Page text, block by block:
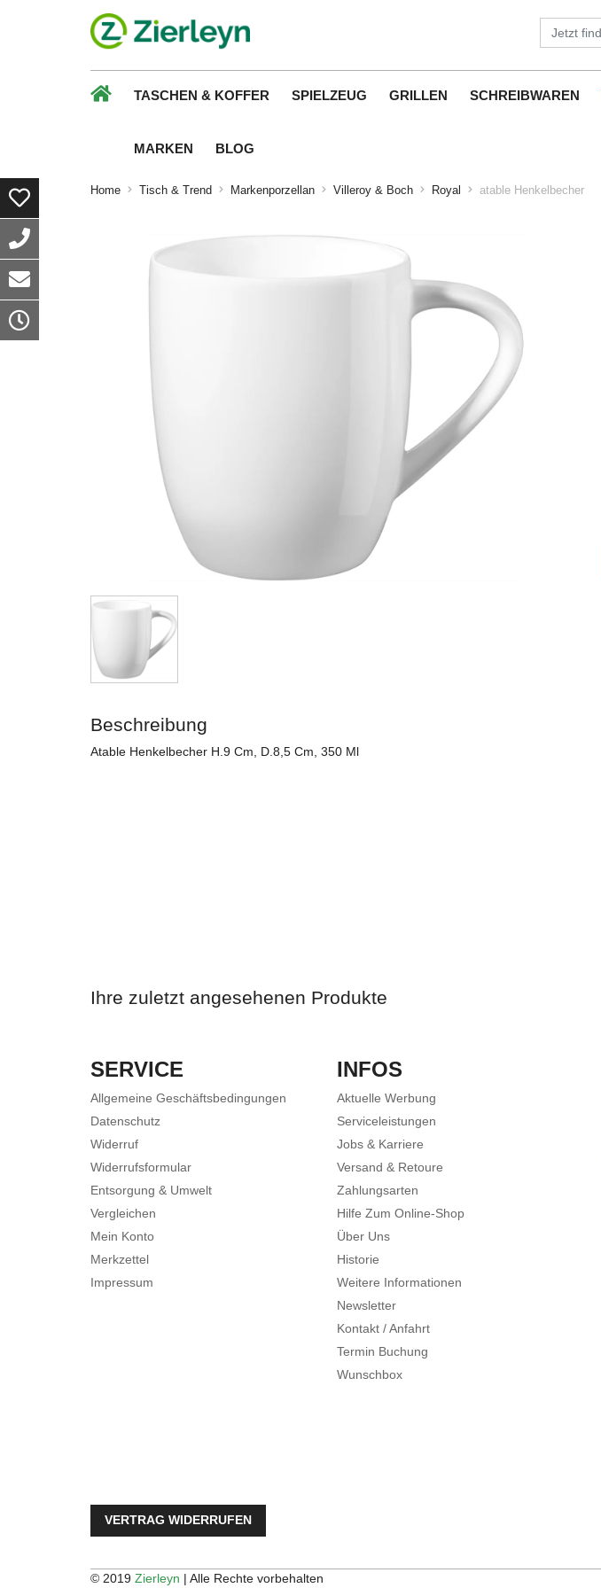
TASCHEN & KOFFER SPIELZEUG GRILLEN SCHREIBWAREN
MARKEN BLOG
Home Tisch & Trend Markenporzellan Villeroy & Boch Royal atable Henkelbecher
Beschreibung
Atable Henkelbecher H.9 Cm, D.8,5 Cm, 350 Ml
Ihre zuletzt angesehenen Produkte
SERVICE
Allgemeine Geschäftsbedingungen
Datenschutz
Widerruf
Widerrufsformular
Entsorgung & Umwelt
Vergleichen
Mein Konto
Merkzettel
Impressum
INFOS
Aktuelle Werbung
Serviceleistungen
Jobs & Karriere
Versand & Retoure
Zahlungsarten
Hilfe Zum Online-Shop
Über Uns
Historie
Weitere Informationen
Newsletter
Kontakt / Anfahrt
Termin Buchung
Wunschbox
VERTRAG WIDERRUFEN
© 2019 Zierleyn | Alle Rechte vorbehalten